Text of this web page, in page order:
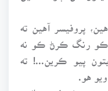
پروفيسر آهين ته
ڪو رنگ ڪرڻ ڪو نه
پيو ڪرين...! ته
هو.
ته هڪ دفعي سائين